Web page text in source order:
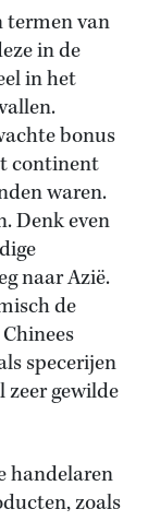
termen van
in de
in het
bonus
continent
waren.
Denk even
naar Azië.
de
specerijen
gewilde
handelaren
zoals